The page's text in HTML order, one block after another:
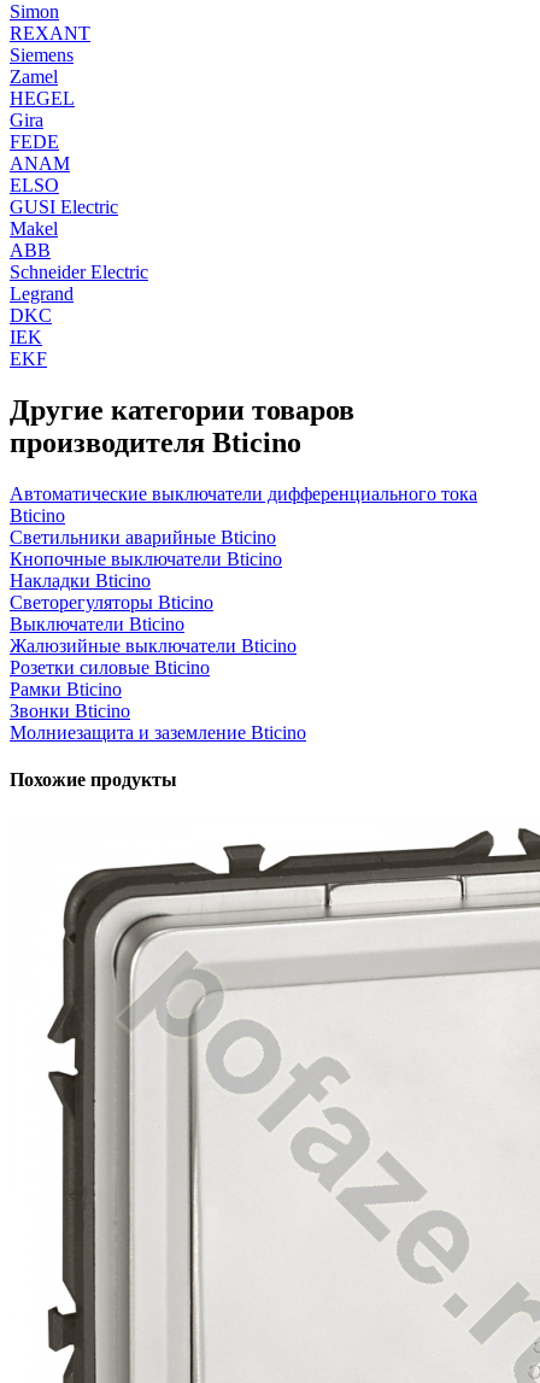
Simon
REXANT
Siemens
Zamel
HEGEL
Gira
FEDE
ANAM
ELSO
GUSI Electric
Makel
ABB
Schneider Electric
Legrand
DKC
IEK
EKF
Другие категории товаров
производителя Bticino
Автоматические выключатели дифференциального тока
Bticino
Светильники аварийные Bticino
Кнопочные выключатели Bticino
Накладки Bticino
Светорегуляторы Bticino
Выключатели Bticino
Жалюзийные выключатели Bticino
Розетки силовые Bticino
Рамки Bticino
Звонки Bticino
Молниезащита и заземление Bticino
Похожие продукты